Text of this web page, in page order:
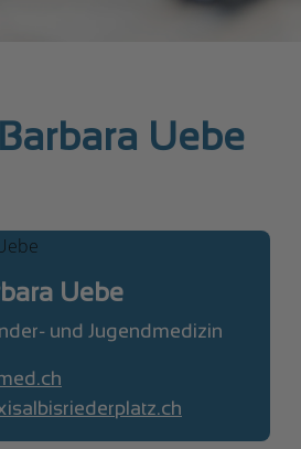
Uebe
Uebe
und Jugendmedizin